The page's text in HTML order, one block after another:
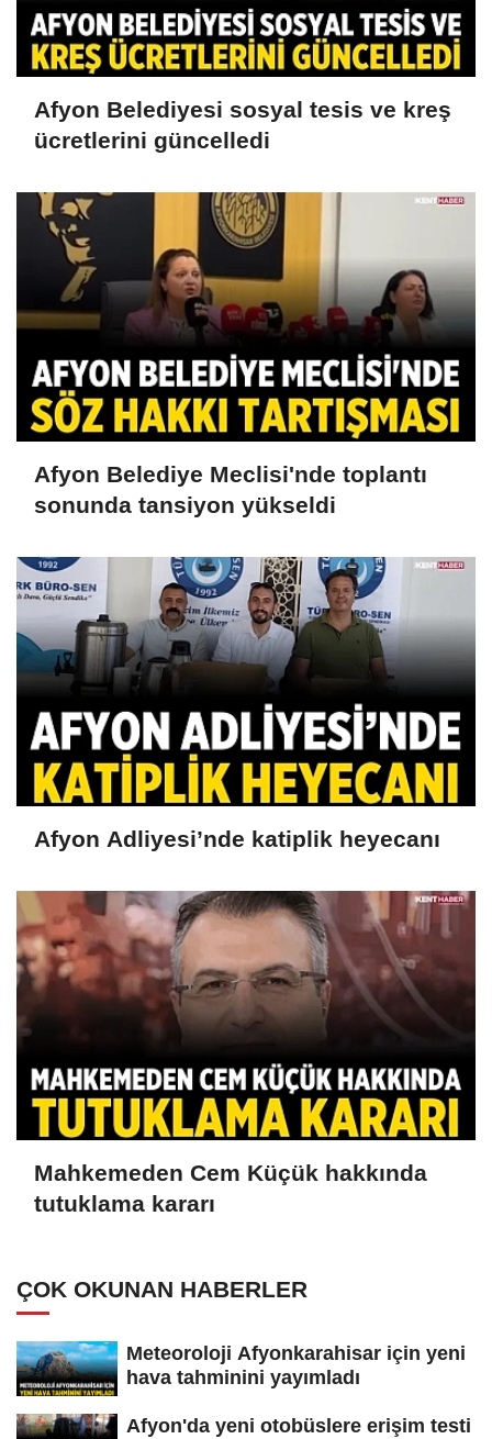
Afyon Belediyesi sosyal tesis ve kreş
ücretlerini güncelledi
Afyon Belediye Meclisi'nde toplantı
sonunda tansiyon yükseldi
Afyon Adliyesi’nde katiplik heyecanı
Mahkemeden Cem Küçük hakkında
tutuklama kararı
ÇOK OKUNAN HABERLER
Meteoroloji Afyonkarahisar için yeni
hava tahminini yayımladı
Afyon'da yeni otobüslere erişim testi